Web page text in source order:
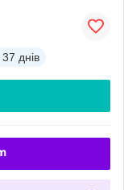
37 днів